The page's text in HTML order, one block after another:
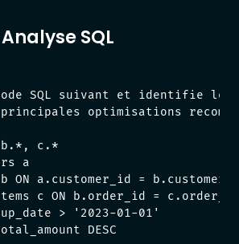
SQL
SQL suivant et identifie les
optimisations
b.*, c.*
a
ON a.customer_id =
c ON b.order_id = c.order_id
> '2023-01-01'
DESC